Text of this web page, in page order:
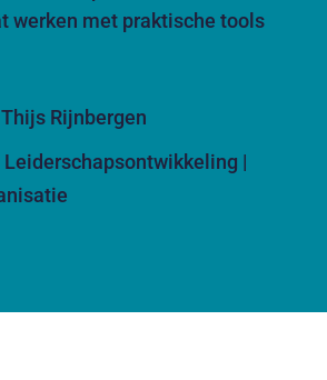
werken met praktische tools
Rijnbergen
Leiderschapsontwikkeling |